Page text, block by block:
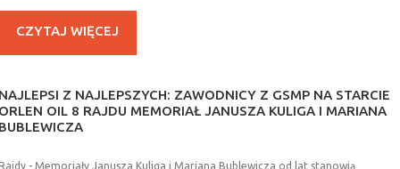
CZYTAJ WIĘCEJ
Z NAJLEPSZYCH: ZAWODNICY Z GSMP NA STARCIE
OIL 8 RAJDU MEMORIAŁ JANUSZA KULIGA I MARIANA
- Memoriały Janusza Kuliga i Mariana Bublewicza od lat stanowią